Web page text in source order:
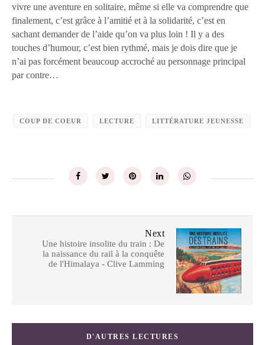
vivre une aventure en solitaire, même si elle va comprendre que
finalement, c’est grâce à l’amitié et à la solidarité, c’est en
sachant demander de l’aide qu’on va plus loin ! Il y a des
touches d’humour, c’est bien rythmé, mais je dois dire que je
n’ai pas forcément beaucoup accroché au personnage principal
par contre…
COUP DE COEUR LECTURE LITTÉRATURE JEUNESSE
Next
Une histoire insolite du train : De
la naissance du rail à la conquête
de l'Himalaya - Clive Lamming
D'AUTRES LECTURES